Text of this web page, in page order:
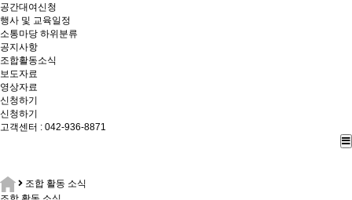
공간대여신청
행사 및 교육일정
소통마당 하위분류
공지사항
조합활동소식
보도자료
영상자료
신청하기
신청하기
고객센터 : 042-936-8871
조합 활동 소식